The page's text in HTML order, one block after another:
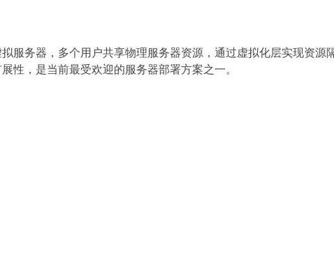
服务器，多个用户共享物理服务器资源，通过虚拟化层实现资源
性，是当前最受欢迎的服务器部署方案之一。